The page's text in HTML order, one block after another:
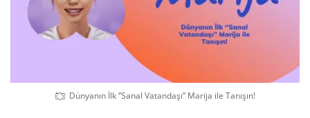
Dünyanın İlk ‘’Sanal Vatandaşı’’ Marija ile Tanışın!